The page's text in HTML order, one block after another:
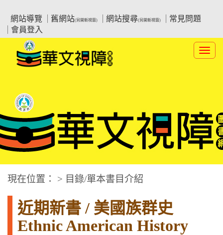
要
網站導覽
舊網站(另開新視窗) 網站搜尋(另開新視窗)
常見問題
會員登入
:::中央區塊
華文視障電子圖書網
現在位置： > 目錄/單本書目介紹
近期新書 / 美國族群史
Ethnic American History